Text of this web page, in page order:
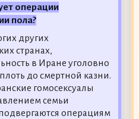
операции
пола?
других
странах,
в Иране уголовно
до смертной казни.
гомосексуалы
семьи
операциям